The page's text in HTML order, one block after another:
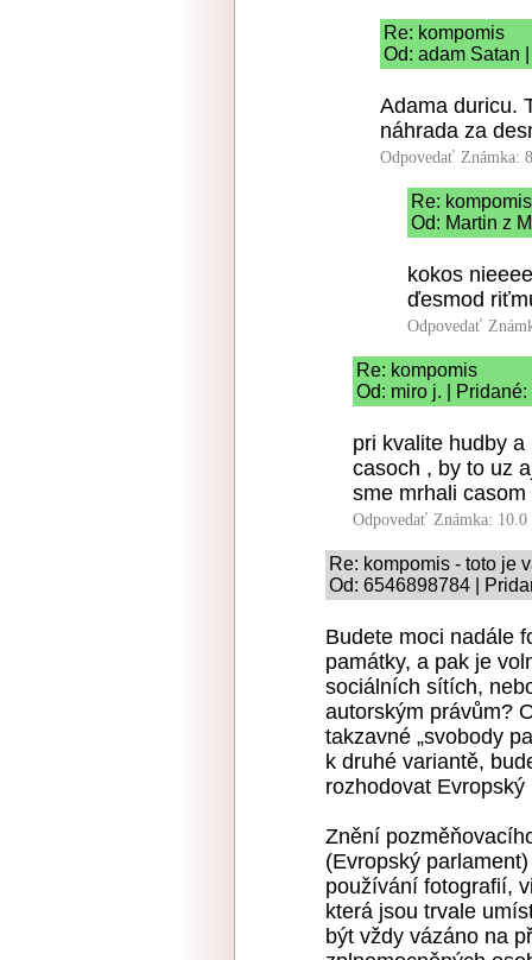
Re: kompomis
Od: adam Satan
Adama duricu.
náhrada za
Odpovedať Známka:
Re: kompomis
Od: Martin z
kokos
ďesmod
Odpovedať
Re: kompomis
Od: miro j. |
pri kvalite hudby
casoch , by to uz
sme mrhali
Odpovedať Známka: 10.0
Re: kompomis - toto je
Od: 6546898784 |
Budete moci nadále
památky, a pak je
sociálních sítích,
autorským právům?
takzavné „svobody
k druhé variantě,
rozhodovat
Znění
(Evropský
používání fotografií,
která jsou trvale
být vždy vázáno na